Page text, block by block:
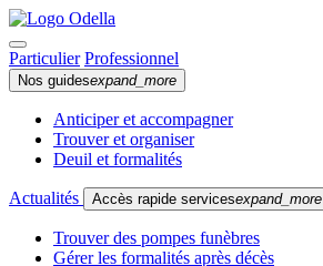
Particulier Professionnel
Nos guidesexpand_more
Anticiper et accompagner
Trouver et organiser
Deuil et formalités
Actualités Accès rapide servicesexpand_more
Trouver des pompes funèbres
Gérer les formalités après décès